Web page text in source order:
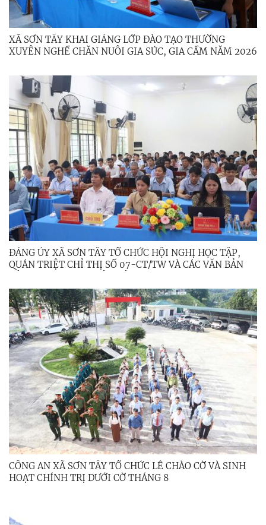
XÃ SƠN TÂY KHAI GIẢNG LỚP ĐÀO TẠO THƯỜNG
XUYÊN NGHỀ CHĂN NUÔI GIA SÚC, GIA CẦM NĂM 2026
ĐẢNG ỦY XÃ SƠN TÂY TỔ CHỨC HỘI NGHỊ HỌC TẬP,
QUÁN TRIỆT CHỈ THỊ SỐ 07-CT/TW VÀ CÁC VĂN BẢN
CÔNG AN XÃ SƠN TÂY TỔ CHỨC LỄ CHÀO CỜ VÀ SINH
HOẠT CHÍNH TRỊ DƯỚI CỜ THÁNG 8